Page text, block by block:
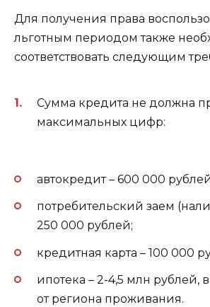
Для получения права
льготным периодом также
соответствовать следующим
Сумма кредита не должна
максимальных цифр:
автокредит – 600 000
потребительский заем
250 000 рублей;
кредитная карта – 100 000
ипотека – 2-4,5 млн рублей,
от региона проживания.